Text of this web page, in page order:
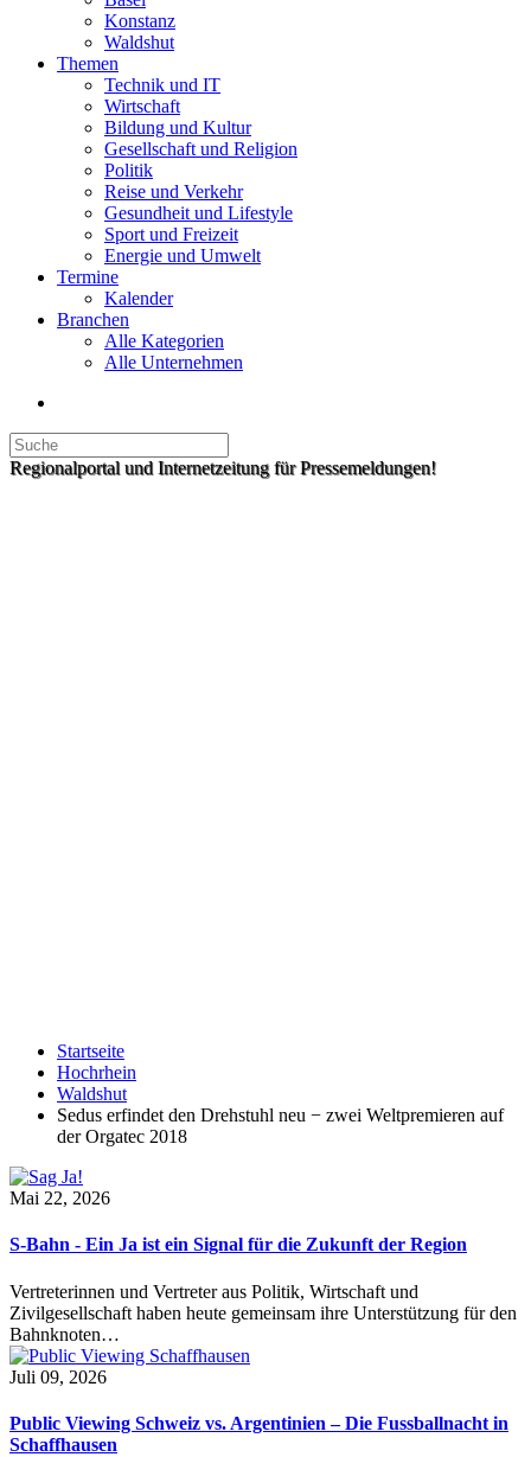
Konstanz
Waldshut
Themen
Technik und IT
Wirtschaft
Bildung und Kultur
Gesellschaft und Religion
Politik
Reise und Verkehr
Gesundheit und Lifestyle
Sport und Freizeit
Energie und Umwelt
Termine
Kalender
Branchen
Alle Kategorien
Alle Unternehmen
Regionalportal und Internetzeitung für Pressemeldungen!
Startseite
Hochrhein
Waldshut
Sedus erfindet den Drehstuhl neu − zwei Weltpremieren auf
der Orgatec 2018
Mai 22, 2026
S-Bahn - Ein Ja ist ein Signal für die Zukunft der Region
Vertreterinnen und Vertreter aus Politik, Wirtschaft und
Zivilgesellschaft haben heute gemeinsam ihre Unterstützung für den
Bahnknoten…
Juli 09, 2026
Public Viewing Schweiz vs. Argentinien – Die Fussballnacht in
Schaffhausen